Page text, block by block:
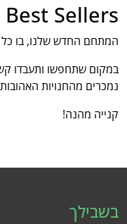
Best Sellers - בסט סלרס
המתחם החדש שלנו, בו
במקום שתחפשו ותעבדו
נמכרים מהחנויות
קנייה מהנה!
בשבילך